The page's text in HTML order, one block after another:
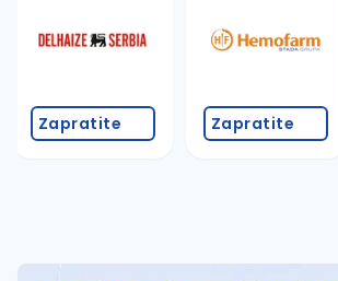
Zapratite Zapratite